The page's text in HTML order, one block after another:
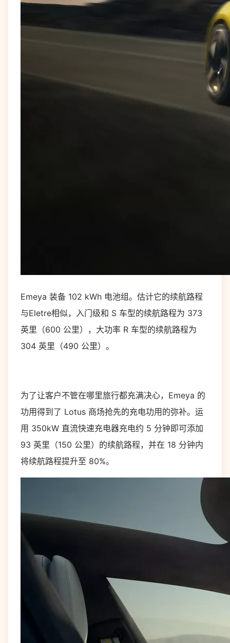
Emeya 装备 102 kWh 电池组。估计它的续航路程
与Eletre相似，入门级和 S 车型的续航路程为 373
英里（600 公里），大功率 R 车型的续航路程为
304 英里（490 公里）。
为了让客户不管在哪里旅行都充满决心，Emeya 的
功用得到了 Lotus 商场抢先的充电功用的弥补。运
用 350kW 直流快速充电器充电约 5 分钟即可添加
93 英里（150 公里）的续航路程，并在 18 分钟内
将续航路程提升至 80%。